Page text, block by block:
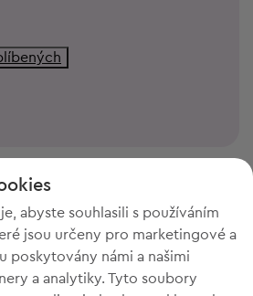
abyste souhlasili s používáním
jsou určeny pro marketingové a
poskytovány námi a našimi
a analytiky. Tyto soubory